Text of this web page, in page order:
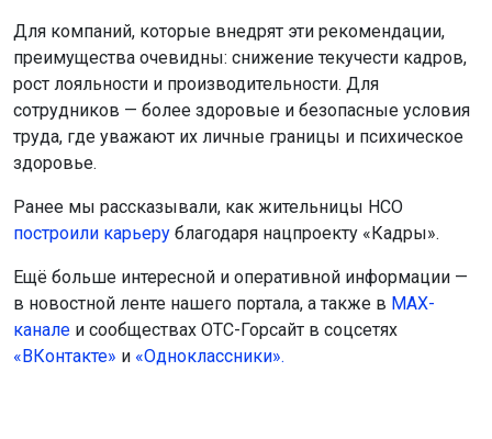
Для компаний, которые внедрят эти рекомендации,
преимущества очевидны: снижение текучести кадров,
рост лояльности и производительности. Для
сотрудников — более здоровые и безопасные условия
труда, где уважают их личные границы и психическое
здоровье.
Ранее мы рассказывали, как жительницы НСО
построили карьеру благодаря нацпроекту «Кадры».
Ещё больше интересной и оперативной информации —
в новостной ленте нашего портала, а также в МАХ-
канале и сообществах ОТС-Горсайт в соцсетях
«ВКонтакте» и «Одноклассники».